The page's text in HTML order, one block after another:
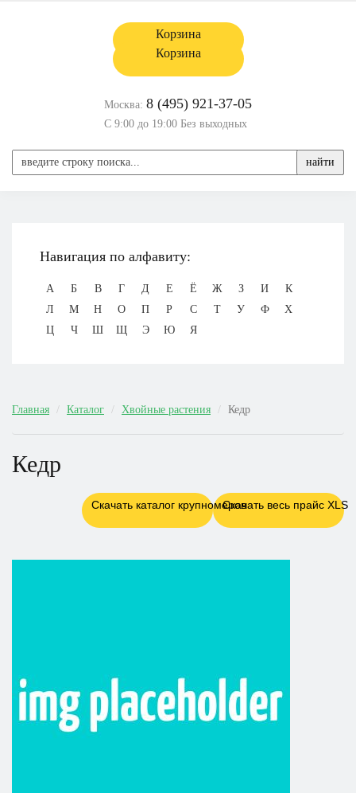
Корзина
Корзина
Москва: 8 (495) 921-37-05
С 9:00 до 19:00 Без выходных
найти
Навигация по алфавиту:
А Б В Г Д Е Ё Ж З И
К
Л
М Н О П Р С Т У Ф
Х
Ц
Ч Ш Щ Э Ю Я
Главная Каталог Хвойные растения Кедр
Кедр
Скачать весь прайс XLS
Скачать каталог крупномеров